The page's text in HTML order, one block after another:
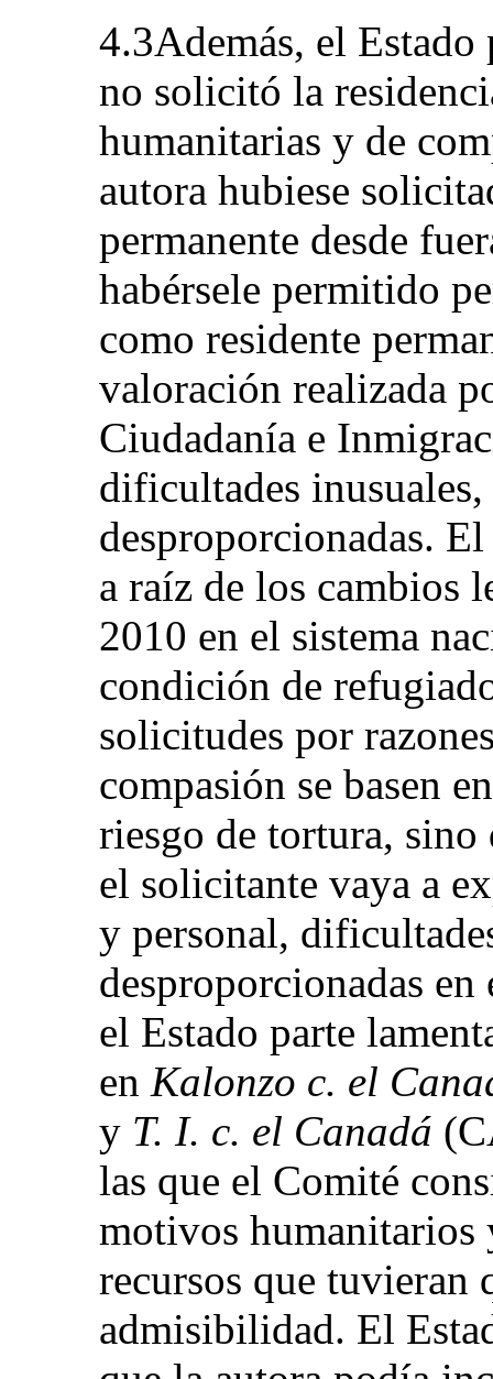
4.3Además, el Estado
no solicitó la
humanitarias y de
autora hubiese
permanente desde
habérsele permitido
como residente
valoración realizada
Ciudadanía e
dificultades
desproporcionadas.
a raíz de los cambios
2010 en el sistema
condición de
solicitudes por
compasión se basen
riesgo de tortura, sino
el solicitante vaya a
y personal,
desproporcionadas
el Estado parte
en Kalonzo c. el
y T. I. c. el Canadá
las que el Comité
motivos humanitarios
recursos que tuvieran
admisibilidad. El